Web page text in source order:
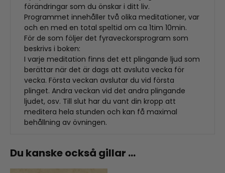
förändringar som du önskar i ditt liv.
Programmet innehåller två olika meditationer, var
och en med en total speltid om ca 1tim 10min.
För de som följer det fyraveckorsprogram som
beskrivs i boken:
I varje meditation finns det ett plingande ljud som
berättar när det är dags att avsluta vecka för
vecka. Första veckan avslutar du vid första
plinget. Andra veckan vid det andra plingande
ljudet, osv. Till slut har du vant din kropp att
meditera hela stunden och kan få maximal
behållning av övningen.
Du kanske också gillar …